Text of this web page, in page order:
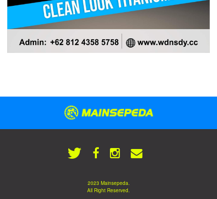
2023 Mainsepeda.
All Right Reserved.